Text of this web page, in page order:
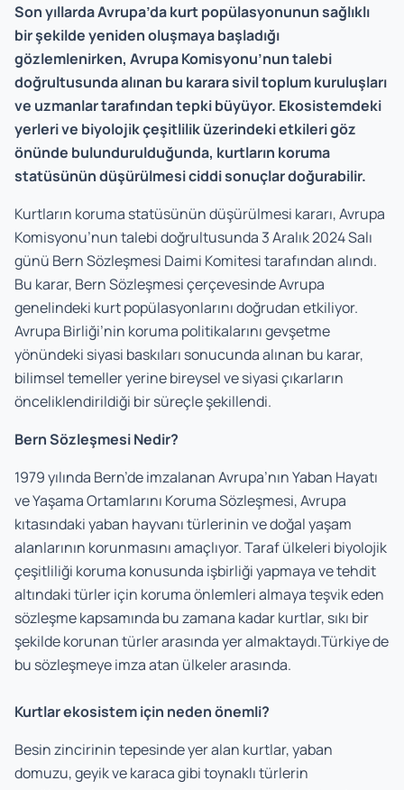
Son yıllarda Avrupa’da kurt popülasyonunun sağlıklı
bir şekilde yeniden oluşmaya başladığı
gözlemlenirken, Avrupa Komisyonu’nun talebi
doğrultusunda alınan bu karara sivil toplum kuruluşları
ve uzmanlar tarafından tepki büyüyor. Ekosistemdeki
yerleri ve biyolojik çeşitlilik üzerindeki etkileri göz
önünde bulundurulduğunda, kurtların koruma
statüsünün düşürülmesi ciddi sonuçlar doğurabilir.
Kurtların koruma statüsünün düşürülmesi kararı, Avrupa
Komisyonu’nun talebi doğrultusunda 3 Aralık 2024 Salı
günü Bern Sözleşmesi Daimi Komitesi tarafından alındı.
Bu karar, Bern Sözleşmesi çerçevesinde Avrupa
genelindeki kurt popülasyonlarını doğrudan etkiliyor.
Avrupa Birliği’nin koruma politikalarını gevşetme
yönündeki siyasi baskıları sonucunda alınan bu karar,
bilimsel temeller yerine bireysel ve siyasi çıkarların
önceliklendirildiği bir süreçle şekillendi.
Bern Sözleşmesi Nedir?
1979 yılında Bern’de imzalanan Avrupa’nın Yaban Hayatı
ve Yaşama Ortamlarını Koruma Sözleşmesi, Avrupa
kıtasındaki yaban hayvanı türlerinin ve doğal yaşam
alanlarının korunmasını amaçlıyor. Taraf ülkeleri biyolojik
çeşitliliği koruma konusunda işbirliği yapmaya ve tehdit
altındaki türler için koruma önlemleri almaya teşvik eden
sözleşme kapsamında bu zamana kadar kurtlar, sıkı bir
şekilde korunan türler arasında yer almaktaydı.Türkiye de
bu sözleşmeye imza atan ülkeler arasında.
Kurtlar ekosistem için neden önemli?
Besin zincirinin tepesinde yer alan kurtlar, yaban
domuzu, geyik ve karaca gibi toynaklı türlerin